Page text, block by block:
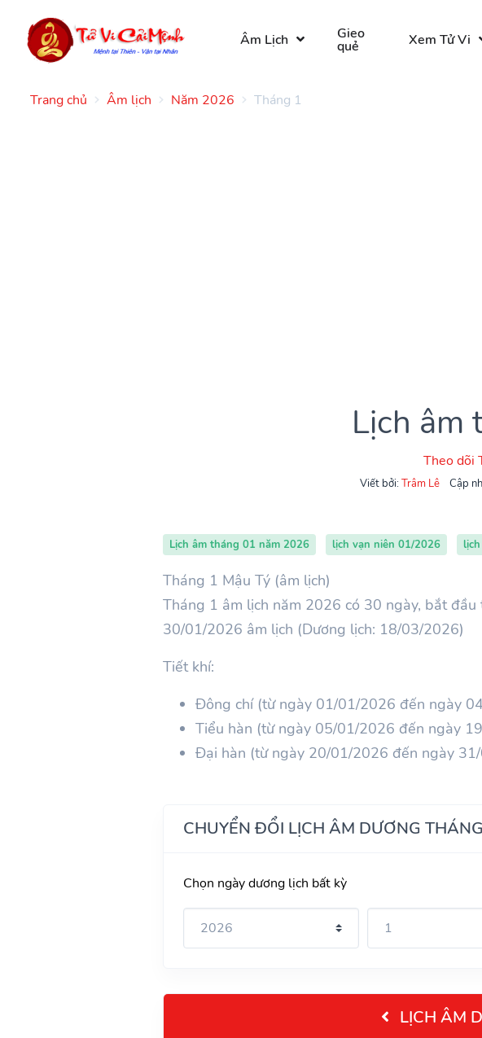
Âm Lịch Gieo
quẻ Xem Tử Vi
Trang chủ Âm lịch Năm 2026 Tháng 1
Lịch âm
Theo dõi
Viết bởi: Trâm Lê Cập
Lịch âm tháng 01 năm 2026 lịch vạn niên 01/2026
Tháng 1 Mậu Tý (âm lịch)
Tháng 1 âm lịch năm 2026 có 30 ngày, bắt
30/01/2026 âm lịch (Dương lịch: 18/03/2026)
Tiết khí:
Đông chí (từ ngày 01/01/2026 đến ngày
Tiểu hàn (từ ngày 05/01/2026 đến ngày
Đại hàn (từ ngày 20/01/2026 đến ngày
CHUYỂN ĐỔI LỊCH ÂM DƯƠNG
Chọn ngày dương lịch bất kỳ
LỊCH ÂM